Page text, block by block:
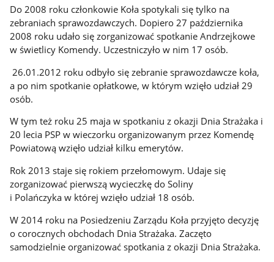
Do 2008 roku członkowie Koła spotykali się tylko na
zebraniach sprawozdawczych. Dopiero 27 października
2008 roku udało się zorganizować spotkanie Andrzejkowe
w świetlicy Komendy. Uczestniczyło w nim 17 osób.
26.01.2012 roku odbyło się zebranie sprawozdawcze koła,
a po nim spotkanie opłatkowe, w którym wzięło udział 29
osób.
W tym też roku 25 maja w spotkaniu z okazji Dnia Strażaka i
20 lecia PSP w wieczorku organizowanym przez Komendę
Powiatową wzięło udział kilku emerytów.
Rok 2013 staje się rokiem przełomowym. Udaje się
zorganizować pierwszą wycieczkę do Soliny
i Polańczyka w której wzięło udział 18 osób.
W 2014 roku na Posiedzeniu Zarządu Koła przyjęto decyzję
o corocznych obchodach Dnia Strażaka. Zaczęto
samodzielnie organizować spotkania z okazji Dnia Strażaka.